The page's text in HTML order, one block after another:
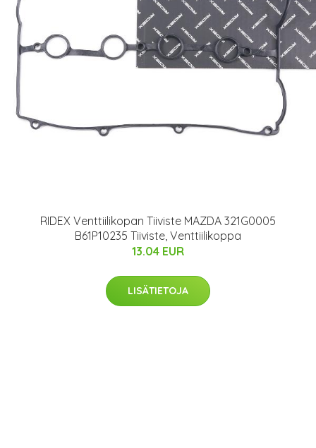
RIDEX Venttiilikopan Tiiviste MAZDA 321G0005
B61P10235 Tiiviste, Venttiilikoppa
13.04 EUR
LISÄTIETOJA